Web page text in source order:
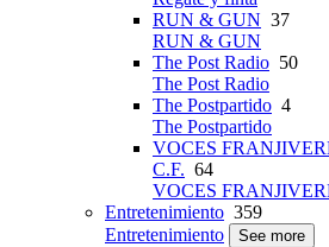
RUN & GUN 37
RUN & GUN
The Post Radio 50
The Post Radio
The Postpartido 4
The Postpartido
VOCES
C.F. 64
VOCES
Entretenimiento 359
Entretenimiento
See more